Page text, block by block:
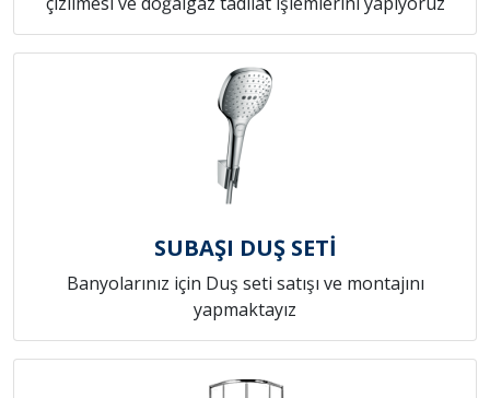
SUBAŞI DUŞ SETİ
Banyolarınız için Duş seti satışı ve montajını
yapmaktayız